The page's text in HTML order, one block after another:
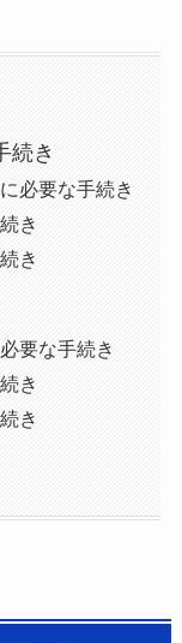
続き
必要な手続き
き
き
要な手続き
き
き